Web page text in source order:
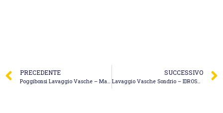
PRECEDENTE
Poggibonsi Lavaggio Vasche – Masini Costruzioni
SUCCESSIVO
Lavaggio Vasche Sondrio – IDROSUD SRL